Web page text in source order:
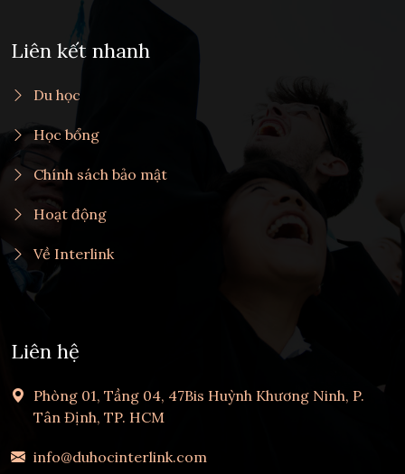
Liên kết nhanh
Du học
Học bổng
Chính sách bảo mật
Hoạt động
Về Interlink
Liên hệ
Phòng 01, Tầng 04, 47Bis Huỳnh Khương Ninh, P.
Tân Định, TP. HCM
info@duhocinterlink.com